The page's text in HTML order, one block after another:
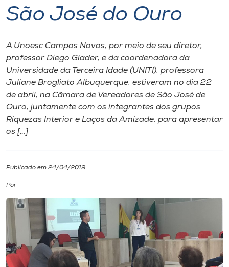
Internacionalização
I.nova
Diplomados
Biblioteca
Editora
São José do Ouro
A Unoesc Campos Novos, por meio de seu diretor,
professor Diego Glader, e da coordenadora da
Universidade da Terceira Idade (UNITI), professora
Juliane Brogliato Albuquerque, estiveram no dia 22
de abril, na Câmara de Vereadores de São José de
Ouro, juntamente com os integrantes dos grupos
Riquezas Interior e Laços da Amizade, para apresentar
os […]
Publicado em 24/04/2019
Por